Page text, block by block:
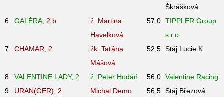
Škrášková
6
GALÉRA, 2 b
ž. Martina
Havelková
57,0 TIPPLER Group
s.r.o.
7
CHAMAR, 2
žk. Taťána
Mášová
52,5 Stáj Lucie K
8 VALENTINE LADY, 2 ž. Peter Hodáň 56,0 Valentine Racing
9
URAN(GER), 2 Michal Demo 56,5 Stáj Březová